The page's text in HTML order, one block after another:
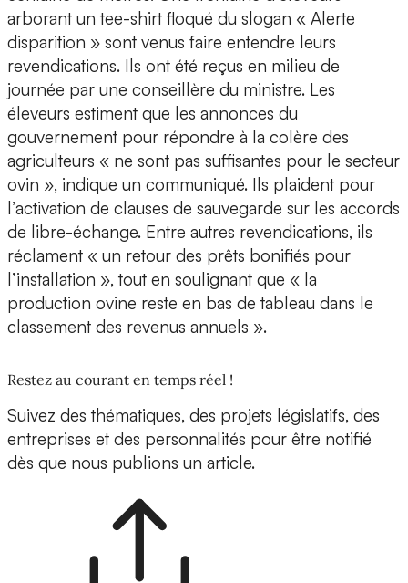
arborant un tee-shirt floqué du slogan « Alerte
disparition » sont venus faire entendre leurs
revendications. Ils ont été reçus en milieu de
journée par une conseillère du ministre. Les
éleveurs estiment que les annonces du
gouvernement pour répondre à la colère des
agriculteurs « ne sont pas suffisantes pour le secteur
ovin », indique un communiqué. Ils plaident pour
l’activation de clauses de sauvegarde sur les accords
de libre-échange. Entre autres revendications, ils
réclament « un retour des prêts bonifiés pour
l’installation », tout en soulignant que « la
production ovine reste en bas de tableau dans le
classement des revenus annuels ».
Restez au courant en temps réel !
Suivez des thématiques, des projets législatifs, des
entreprises et des personnalités pour être notifié
dès que nous publions un article.